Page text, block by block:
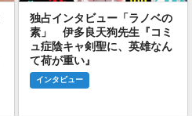
独占インタビュー「ラノベの
素」 伊多良天狗先生『コミ
ュ症陰キャ剣聖に、英雄なん
て荷が重い』
インタビュー